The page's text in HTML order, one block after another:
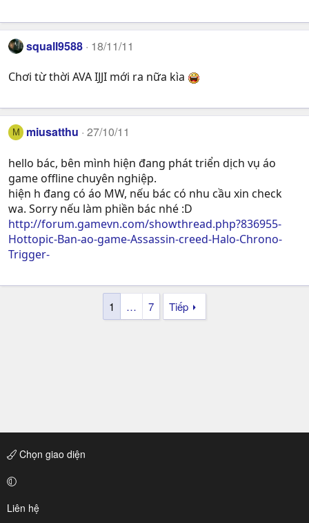
squall9588 18/11/11
Chơi từ thời AVA IJJI mới ra nữa kìa
M miusatthu 27/10/11
hello bác, bên mình hiện đang phát triển dịch vụ áo
game offline chuyên nghiệp.
hiện h đang có áo MW, nếu bác có nhu cầu xin check
wa. Sorry nếu làm phiền bác nhé :D
http://forum.gamevn.com/showthread.php?836955-
Hottopic-Ban-ao-game-Assassin-creed-Halo-Chrono-
Trigger-
1 … 7 Tiếp
Chọn giao diện
Liên hệ